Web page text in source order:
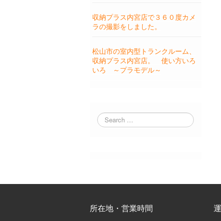
収納プラス内宮店で３６０度カメ
ラの撮影をしました。
松山市の室内型トランクルーム、
収納プラス内宮店。 使い方いろ
いろ ～プラモデル～
所在地・営業時間